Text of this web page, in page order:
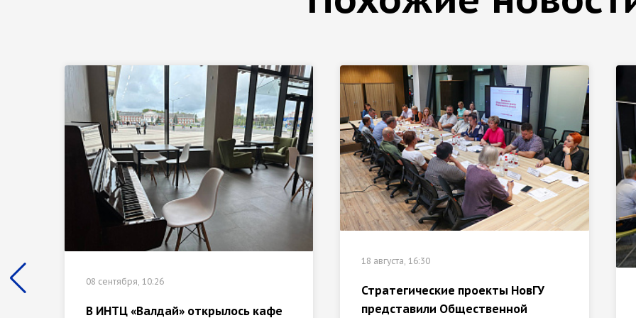
08 сентября, 10:26
В ИНТЦ «Валдай» открылось кафе
18 августа, 16:30
Стратегические проекты НовГУ
представили Общественной